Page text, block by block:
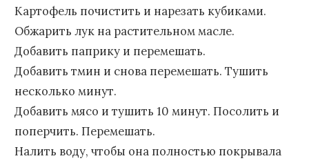
Картофель почистить и нарезать кубиками.
Обжарить лук на растительном масле.
Добавить паприку и перемешать.
Добавить тмин и снова перемешать. Тушить
несколько минут.
Добавить мясо и тушить 10 минут. Посолить и
поперчить. Перемешать.
Налить воду, чтобы она полностью покрывала